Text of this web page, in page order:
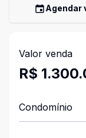
Agendar
Valor venda
R$
Condomínio